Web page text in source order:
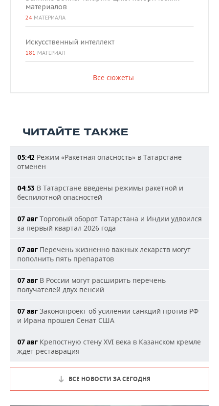
материалов
24 МАТЕРИАЛА
Искусственный интеллект
181 МАТЕРИАЛ
Все сюжеты
ЧИТАЙТЕ ТАКЖЕ
05:42 Режим «Ракетная опасность» в Татарстане
отменен
04:53 В Татарстане введены режимы ракетной и
беспилотной опасностей
07 авг Торговый оборот Татарстана и Индии удвоился
за первый квартал 2026 года
07 авг Перечень жизненно важных лекарств могут
пополнить пять препаратов
07 авг В России могут расширить перечень
получателей двух пенсий
07 авг Законопроект об усилении санкций против РФ
и Ирана прошел Сенат США
07 авг Крепостную стену XVI века в Казанском кремле
ждет реставрация
ВСЕ НОВОСТИ ЗА СЕГОДНЯ